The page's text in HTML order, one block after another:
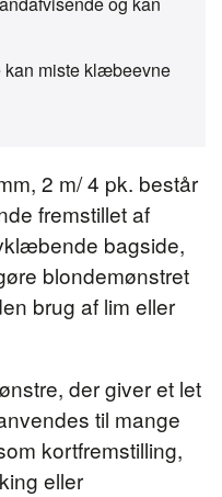
2 m/ 4 pk. består
fremstillet af
bagside,
blondemønstret
brug af lim eller
der giver et let
til mange
kortfremstilling,
eller
miste klæbeevne